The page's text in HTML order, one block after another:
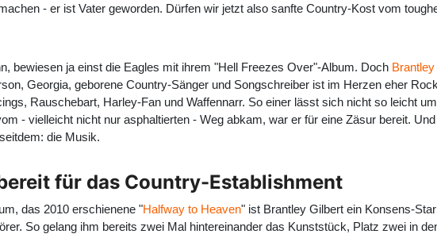
- er ist Vater geworden. Dürfen wir jetzt also sanfte Country-Kost vom
bewiesen ja einst die Eagles mit ihrem "Hell Freezes Over"-Album. Doch
Georgia, geborene Country-Sänger und Songschreiber ist im Herzen eher
Rauschebart, Harley-Fan und Waffennarr. So einer lässt sich nicht so leicht
- vielleicht nicht nur asphaltierten - Weg abkam, war er für eine Zäsur bereit.
die Musik.
für das Country-Establishment
das 2010 erschienene "Halfway to Heaven" ist Brantley Gilbert ein Konsens-
So gelang ihm bereits zwei Mal hintereinander das Kunststück, Platz zwei in